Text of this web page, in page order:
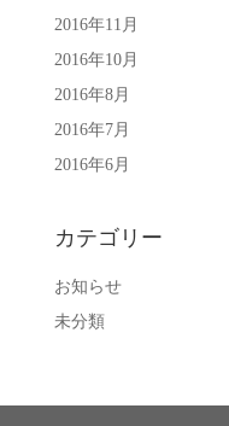
2016年11月
2016年10月
2016年8月
2016年7月
2016年6月
カテゴリー
お知らせ
未分類